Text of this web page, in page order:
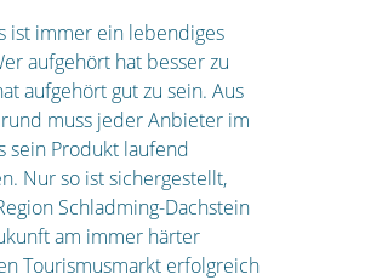
ist immer ein lebendiges
aufgehört hat besser zu
aufgehört gut zu sein. Aus
muss jeder Anbieter im
sein Produkt laufend
Nur so ist sichergestellt,
Schladming-Dachstein
am immer härter
Tourismusmarkt erfolgreich